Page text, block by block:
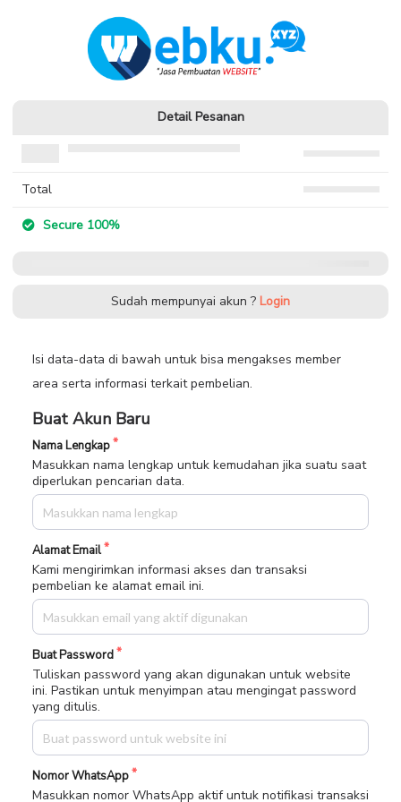
Detail Pesanan
Total
Secure 100%
Sudah mempunyai akun ? Login
Isi data-data di bawah untuk bisa mengakses member
area serta informasi terkait pembelian.
Buat Akun Baru
Nama Lengkap
Masukkan nama lengkap untuk kemudahan jika suatu saat
diperlukan pencarian data.
Alamat Email
Kami mengirimkan informasi akses dan transaksi
pembelian ke alamat email ini.
Buat Password
Tuliskan password yang akan digunakan untuk website
ini. Pastikan untuk menyimpan atau mengingat password
yang ditulis.
Nomor WhatsApp
Masukkan nomor WhatsApp aktif untuk notifikasi transaksi
Webku.xyz-Website
Kelas Online Basic LMS